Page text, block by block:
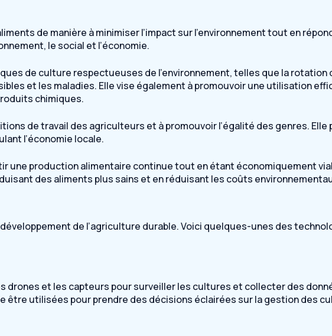
de manière à minimiser l’impact sur l’environnement tout en
le social et l’économie.
de culture respectueuses de l’environnement, telles que la
et les maladies. Elle vise également à promouvoir une utilisation
chimiques.
de travail des agriculteurs et à promouvoir l’égalité des genres.
l’économie locale.
une production alimentaire continue tout en étant économiquement
des aliments plus sains et en réduisant les coûts
de l’agriculture durable. Voici quelques-unes des
drones et les capteurs pour surveiller les cultures et collecter des
utilisées pour prendre des décisions éclairées sur la gestion des